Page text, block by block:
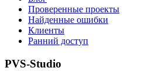
Проверенные проекты
Найденные ошибки
Клиенты
Ранний доступ
PVS-Studio